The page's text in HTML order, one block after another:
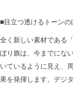
■目立つ透けるトーンの
全く新しい素材である
ぼり旗は、今までにな
いているように見え、
果を発揮します。デジ